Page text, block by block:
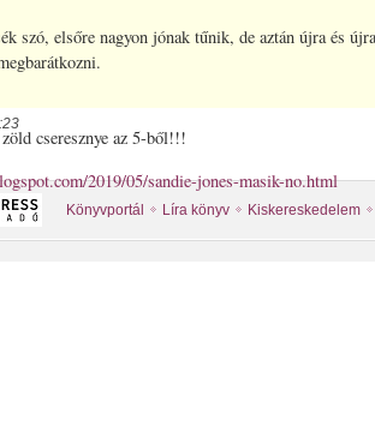
szó, elsőre nagyon jónak tűnik, de aztán újra és
cseresznye az 5-ből!!!
2019/05/sandie-jones-masik-no.html
Könyvportál Líra könyv Kiskereskedelem